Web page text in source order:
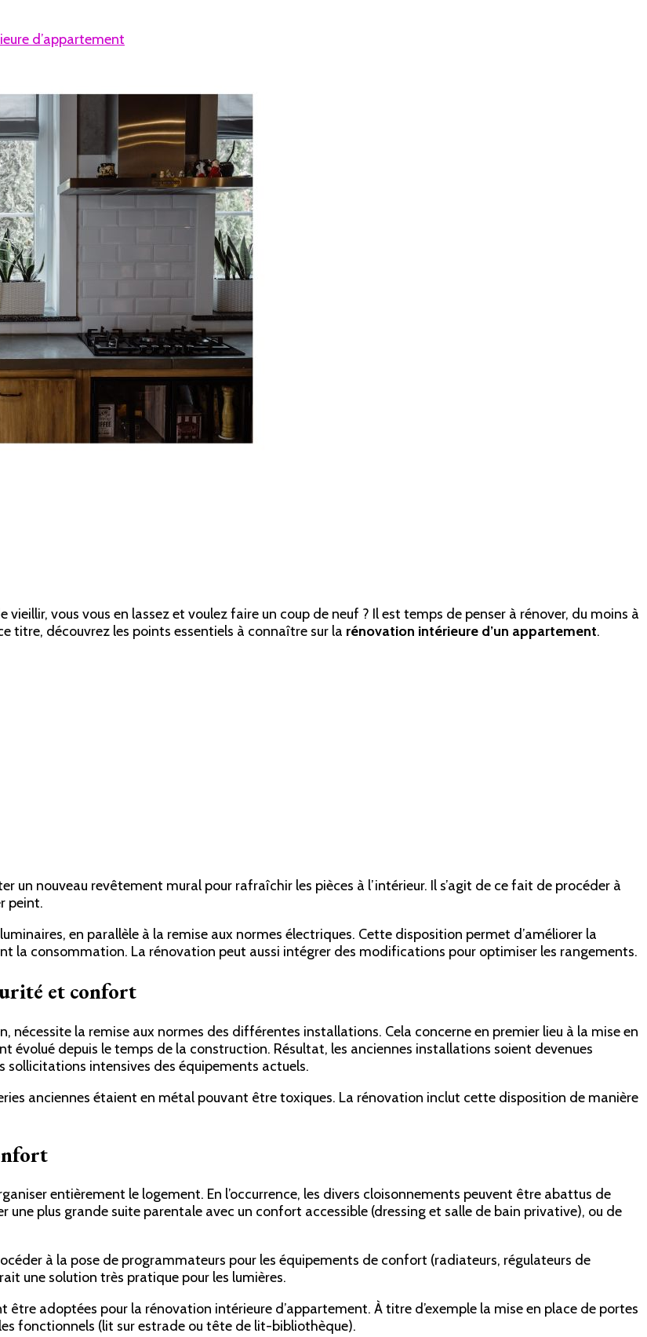
d’appartement
vous vous en lassez et voulez faire un coup de neuf ? Il est temps de penser à rénover, du moins à
titre, découvrez les points essentiels à connaître sur la rénovation intérieure d’un appartement.
un nouveau revêtement mural pour rafraîchir les pièces à l’intérieur. Il s’agit de ce fait de procéder à
peint.
en parallèle à la remise aux normes électriques. Cette disposition permet d’améliorer la
la consommation. La rénovation peut aussi intégrer des modifications pour optimiser les rangements.
et confort
la remise aux normes des différentes installations. Cela concerne en premier lieu à la mise en
depuis le temps de la construction. Résultat, les anciennes installations soient devenues
sollicitations intensives des équipements actuels.
anciennes étaient en métal pouvant être toxiques. La rénovation inclut cette disposition de manière
entièrement le logement. En l’occurrence, les divers cloisonnements peuvent être abattus de
une plus grande suite parentale avec un confort accessible (dressing et salle de bain privative), ou de
à la pose de programmateurs pour les équipements de confort (radiateurs, régulateurs de
une solution très pratique pour les lumières.
adoptées pour la rénovation intérieure d’appartement. À titre d’exemple la mise en place de portes
fonctionnels (lit sur estrade ou tête de lit-bibliothèque).